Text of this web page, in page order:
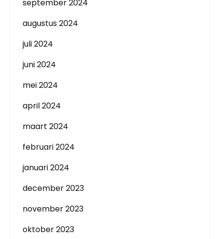
september 2024
augustus 2024
juli 2024
juni 2024
mei 2024
april 2024
maart 2024
februari 2024
januari 2024
december 2023
november 2023
oktober 2023